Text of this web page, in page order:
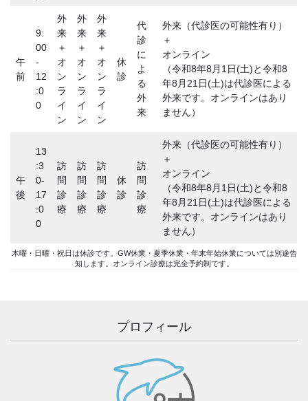
午
前
9:
00
-
12
:0
0
外
来
＋
オ
ン
ラ
イ
ン
外
来
＋
オ
ン
ラ
イ
ン
外
来
＋
オ
ン
ラ
イ
ン
休
診
代
診
に
よ
る
外
来
外来（代診医の可能性有り）
＋
オンライン
（令和8年8月1日(土)と令和8
年8月21日(土)は代診医による
外来です。オンラインはあり
ません）
午
後
13
:3
0-
17
:0
0
訪
問
診
療
訪
問
診
療
訪
問
診
療
休
診
訪
問
診
療
外来（代診医の可能性有り）
＋
オンライン
（令和8年8月1日(土)と令和8
年8月21日(土)は代診医による
外来です。オンラインはあり
ません）
木曜・日曜・祝日は休診です。GW休業・夏季休業・年末年始休業については別途告
知します。オンライン診療は完全予約制です。
プロフィール